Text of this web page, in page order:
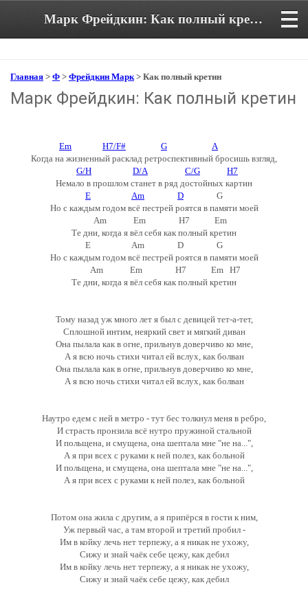
Марк Фрейдкин: Как полный кретин. Аккорды и текст песни
Главная > Ф > Фрейдкин Марк> Как полный кретин
Марк Фрейдкин: Как полный кретин
Em H7/F# G
A
Когда на жизненный расклад ретроспективный бросишь взгляд,
G/H
D/A C/G
H7
Немало в прошлом станет в ряд достойных картин
E
Am D G
Но с каждым годом всё пестрей роятся в памяти моей
Am Em H7 Em
Те дни, когда я вёл себя как полный кретин
E Am D G
Но с каждым годом всё пестрей роятся в памяти моей
Am Em H7 Em H7
Те дни, когда я вёл себя как полный кретин
Тому назад уж много лет я был с девицей тет-а-тет,
Сплошной интим, неяркий свет и мягкий диван
Она пылала как в огне, прильнув доверчиво ко мне,
А я всю ночь стихи читал ей вслух, как болван
Она пылала как в огне, прильнув доверчиво ко мне,
А я всю ночь стихи читал ей вслух, как болван
Наутро едем с ней в метро - тут бес толкнул меня в ребро,
И страсть пронзила всё нутро пружиной стальной
И польщена, и смущена, она шептала мне "не на...",
А я при всех с руками к ней полез, как больной
И польщена, и смущена, она шептала мне "не на...",
А я при всех с руками к ней полез, как больной
Потом она жила с другим, а я припёрся в гости к ним,
Уж первый час, а там второй и третий пробил -
Им в койку лечь нет терпежу, а я никак не ухожу,
Сижу и знай чаёк себе цежу, как дебил
Им в койку лечь нет терпежу, а я никак не ухожу,
Сижу и знай чаёк себе цежу, как дебил